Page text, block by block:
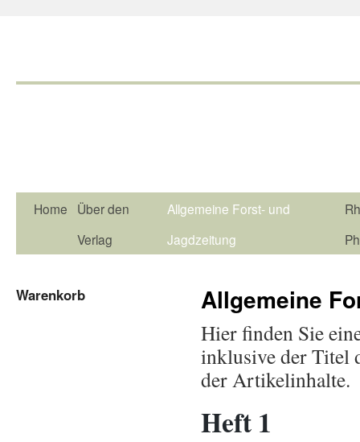
Home
Über den
Verlag
Allgemeine Forst- und
Jagdzeitung
Allgemeine
Hier finden Sie
inklusive der Titel
der Artikelinhalte.
Heft 1
Warenkorb